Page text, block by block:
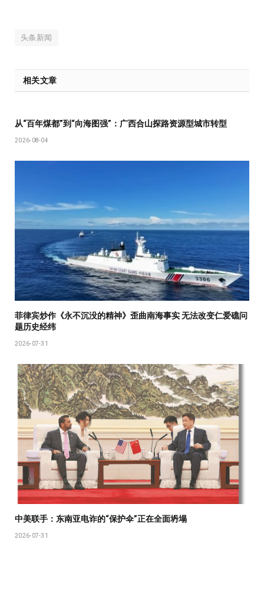
头条新闻
相关文章
从“百年煤都”到“向海图强”：广西合山探路资源型城市转型
2026-08-04
菲律宾炒作《永不沉没的精神》歪曲南海事实 无法改变仁爱礁问
题历史经纬
2026-07-31
中美联手：东南亚电诈的“保护伞”正在全面坍塌
2026-07-31